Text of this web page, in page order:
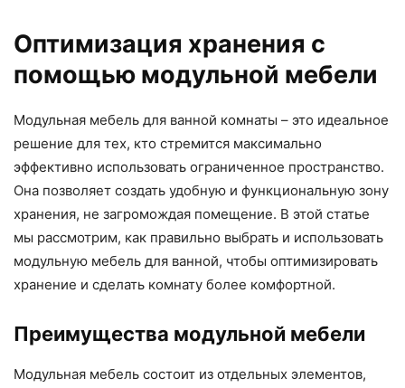
Оптимизация хранения с
помощью модульной мебели
Модульная мебель для ванной комнаты – это идеальное
решение для тех, кто стремится максимально
эффективно использовать ограниченное пространство.
Она позволяет создать удобную и функциональную зону
хранения, не загромождая помещение. В этой статье
мы рассмотрим, как правильно выбрать и использовать
модульную мебель для ванной, чтобы оптимизировать
хранение и сделать комнату более комфортной.
Преимущества модульной мебели
Модульная мебель состоит из отдельных элементов,